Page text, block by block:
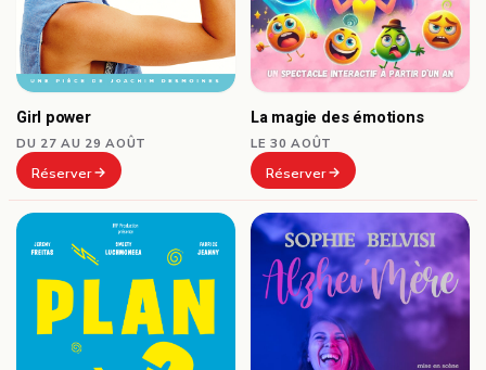
Girl power
DU 27 AU 29 AOÛT
Réserver
La magie des émotions
LE 30 AOÛT
Réserver